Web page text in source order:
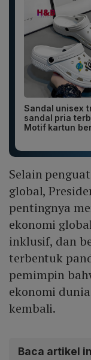
Sandal unisex
sandal pria
Motif kartun
Selain
global,
pentingnya
ekonomi
inklusif, dan
terbentuk
pemimpin
ekonomi
kembali.
Baca artikel